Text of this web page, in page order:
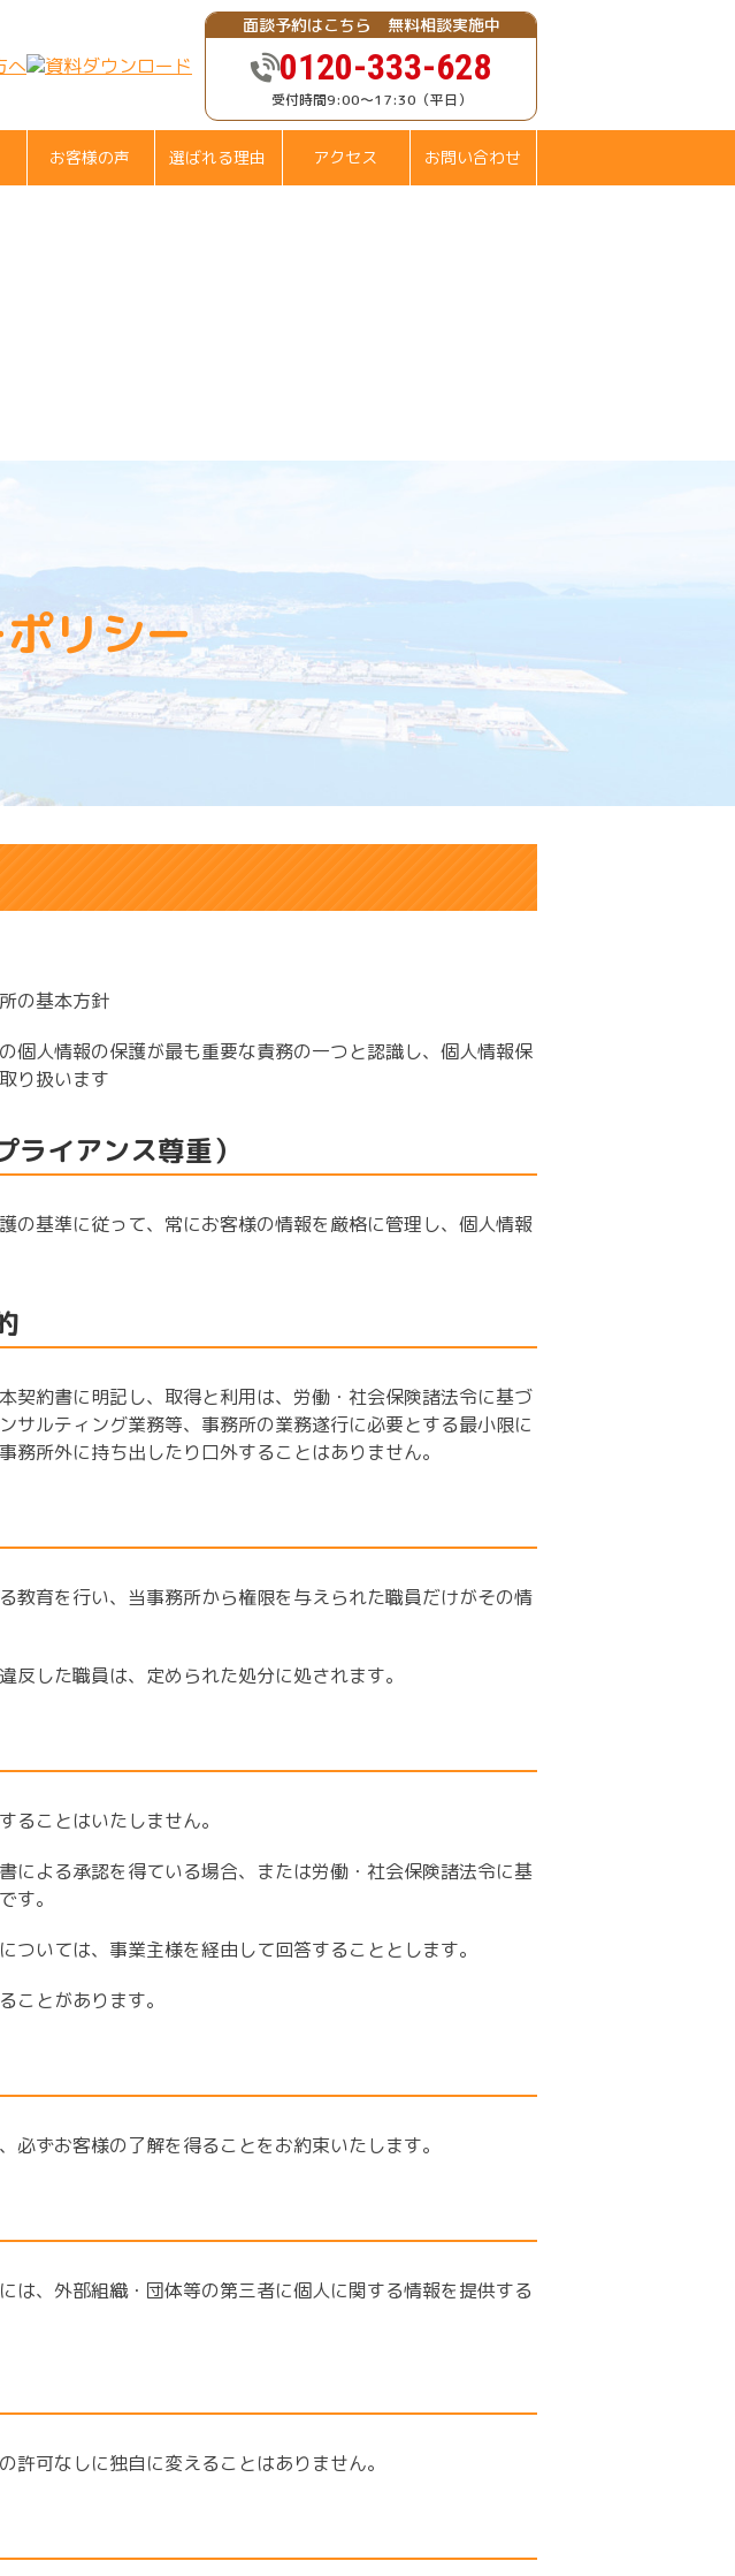
面談予約はこちら 無料相談実施中
0120-333-628
受付時間9:00～17:30（平日）
お客様の声 選ばれる理由 アクセス お問い合わせ
リシー
の基本方針
個人情報の保護が最も重要な責務の一つと認識し、個人情報保
り扱います
ライアンス尊重）
の基準に従って、常にお客様の情報を厳格に管理し、個人情報
契約書に明記し、取得と利用は、労働・社会保険諸法令に基づ
サルティング業務等、事務所の業務遂行に必要とする最小限に
務所外に持ち出したり口外することはありません。
教育を行い、当事務所から権限を与えられた職員だけがその情
反した職員は、定められた処分に処されます。
ることはいたしません。
による承認を得ている場合、または労働・社会保険諸法令に基
す。
ついては、事業主様を経由して回答することとします。
ことがあります。
必ずお客様の了解を得ることをお約束いたします。
は、外部組織・団体等の第三者に個人に関する情報を提供する
許可なしに独自に変えることはありません。